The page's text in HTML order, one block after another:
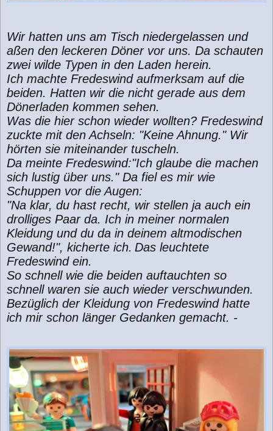
Wir hatten uns am Tisch niedergelassen und
aßen den leckeren Döner vor uns. Da schauten
zwei wilde Typen in den Laden herein.
Ich machte Fredeswind aufmerksam auf die
beiden. Hatten wir die nicht gerade aus dem
Dönerladen kommen sehen.
Was die hier schon wieder wollten? Fredeswind
zuckte mit den Achseln: "Keine Ahnung." Wir
hörten sie miteinander tuscheln.
Da meinte Fredeswind:"Ich glaube die machen
sich lustig über uns." Da fiel es mir wie
Schuppen vor die Augen:
"Na klar, du hast recht, wir stellen ja auch ein
drolliges Paar da. Ich in meiner normalen
Kleidung und du da in deinem altmodischen
Gewand!", kicherte ich. Das leuchtete
Fredeswind ein.
So schnell wie die beiden auftauchten so
schnell waren sie auch wieder verschwunden.
Bezüglich der Kleidung von Fredeswind hatte
ich mir schon länger Gedanken gemacht. -